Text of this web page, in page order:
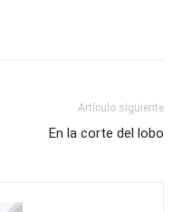
Artículo siguiente
En la corte del lobo